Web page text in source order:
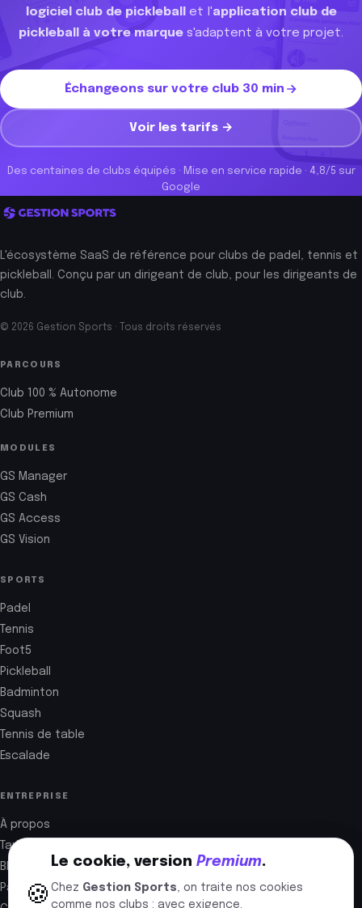
logiciel club de pickleballet l'application club de
pickleball à votre marque s'adaptent à votre projet.
Échangeons sur votre club 30 min
Voir les tarifs →
Des centaines de clubs équipés · Mise en service rapide · 4,8/5 sur
Google
L'écosystème SaaS de référence pour clubs de padel, tennis et
pickleball. Conçu par un dirigeant de club, pour les dirigeants de
club.
© 2026 Gestion Sports · Tous droits réservés
PARCOURS
Club 100 % Autonome
Club Premium
MODULES
GS Manager
GS Cash
GS Access
GS Vision
SPORTS
Padel
Tennis
Foot5
Pickleball
Badminton
Squash
Tennis de table
Escalade
ENTREPRISE
À propos
Tarifs
Blog
Partenaires
🍪
Le cookie, version Premium.
Chez Gestion Sports, on traite nos cookies
comme nos clubs : avec exigence.